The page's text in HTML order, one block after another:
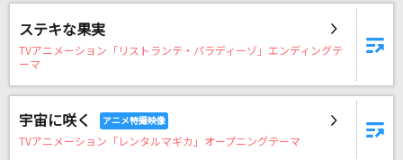
ブリキノダンス
Ado
シングルベッド
ステキな果実
TVアニメーション「リストランテ・パラディーゾ」エンディングテ
ーマ
宇宙に咲く
TVアニメーション「レンタルマギカ」オープニングテーマ